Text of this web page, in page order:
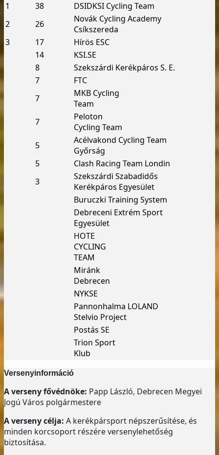
1
38
DSI­DKSI Cycling Team
2
26
Novák Cycling Academy
Csíkszereda
3
17
Hírös ESC
14
KSI.SE
8
Szekszárdi Kerékpáros S. E.
7
FTC
7
MKB Cycling
Team
7
Peloton
Cycling Team
5
Acélvakond Cycling Team
Győrság
5
Clash Racing Team Londin
3
Szekszárdi Szabadidős
Kerékpáros Egyesület
Buruczki Training System
Debreceni Extrém Sport
Egyesület
HOTE
CYCLING
TEAM
Miránk
Debrecen
NYKSE
Pannonhalma LOLAND
Stelvio Project
Postás SE
Trion Sport
Klub
Versenyinformáció
A verseny fővédnöke: Papp László, Debrecen Megyei
Jogú Város polgármestere
A verseny célja: A kerékpársport népszerűsítése, és
minden korcsoport részére versenylehetőség
biztosítása.